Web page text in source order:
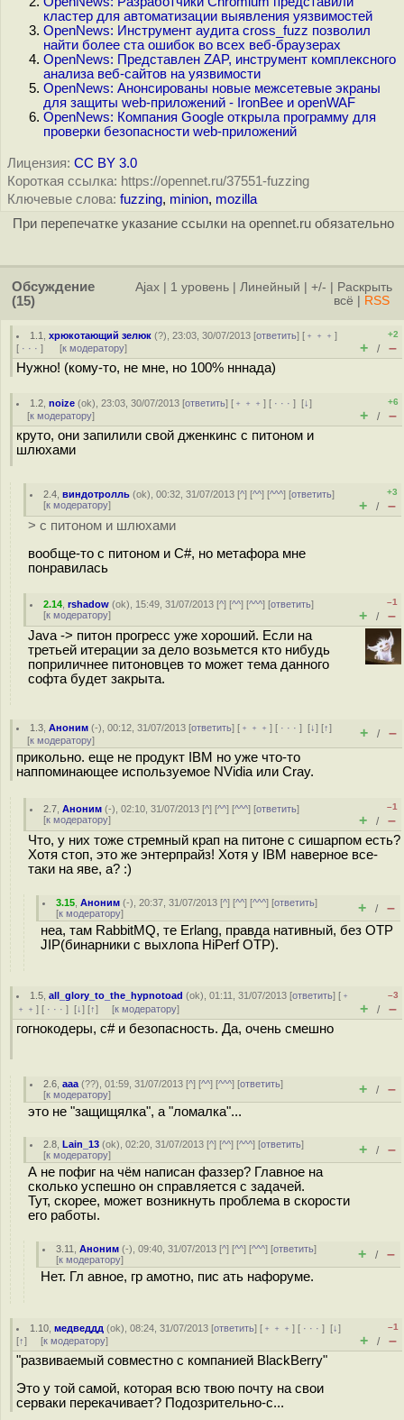
кластер для автоматизации выявления уязвимостей
OpenNews: Инструмент аудита cross_fuzz позволил
найти более ста ошибок во всех веб-браузерах
OpenNews: Представлен ZAP, инструмент комплексного
анализа веб-сайтов на уязвимости
OpenNews: Анонсированы новые межсетевые экраны
для защиты web-приложений - IronBee и openWAF
OpenNews: Компания Google открыла программу для
проверки безопасности web-приложений
Лицензия: CC BY 3.0
Короткая ссылка: https://opennet.ru/37551-fuzzing
Ключевые слова: fuzzing, minion, mozilla
При перепечатке указание ссылки на opennet.ru обязательно
Обсуждение
(15)
Ajax 1 уровень Линейный +/-
Раскрыть
всё
RSS
1.1 ,хрюкотающий зелюк (?), 23:03, 30/07/2013 [ответить] [ ﹢﹢﹢]
[ · · · ] [к модератору]
+2
+ / –
Нужно! (кому-то, не мне, но 100% нннада)
1.2 ,noize (ok), 23:03, 30/07/2013 [ответить] [ ﹢﹢﹢] [ · · ·][↓]
[к модератору]
+6
+ / –
круто, они запилили свой дженкинс с питоном и
шлюхами
2.4 ,виндотролль (ok), 00:32, 31/07/2013 [^] [^^] [^^^] [ответить]
[к модератору]
+3
+ / –
> с питоном и шлюхами
вообще-то с питоном и C#, но метафора мне
понравилась
2.14 ,rshadow (ok), 15:49, 31/07/2013 [^] [^^] [^^^] [ответить]
[к модератору]
–1
+ / –
Java -> питон прогресс уже хороший. Если на
третьей итерации за дело возьмется кто нибудь
поприличнее питоновцев то может тема данного
софта будет закрыта.
1.3 ,Аноним (-), 00:12, 31/07/2013 [ответить] [ ﹢﹢﹢] [ · · ·][↓] [↑]
[к модератору] + / –
прикольно. еще не продукт IBM но уже что-то
наппоминающее используемое NVidia или Cray.
2.7 ,Аноним (-), 02:10, 31/07/2013 [^] [^^] [^^^] [ответить]
[к модератору]
–1
+ / –
Что, у них тоже стремный крап на питоне с сишарпом есть?
Хотя стоп, это же энтерпрайз! Хотя у IBM наверное все-
таки на яве, а? :)
3.15 ,Аноним (-), 20:37, 31/07/2013 [^] [^^] [^^^] [ответить]
[к модератору] + / –
неа, там RabbitMQ, те Erlang, правда нативный, без OTP
JIP(бинарники с выхлопа HiPerf OTP).
1.5 ,all_glory_to_the_hypnotoad (ok), 01:11, 31/07/2013 [ответить] [ ﹢
﹢﹢ ] [ · · · ] [↓] [↑] [к модератору]
–3
+ / –
гогнокодеры, c# и безопасность. Да, очень смешно
2.6 ,aaa (??), 01:59, 31/07/2013 [^] [^^] [^^^] [ответить]
[к модератору] + / –
это не "защищялка", а "ломалка"...
2.8 ,Lain_13 (ok), 02:20, 31/07/2013 [^] [^^] [^^^] [ответить]
[к модератору] + / –
А не пофиг на чём написан фаззер? Главное на
сколько успешно он справляется с задачей.
Тут, скорее, может возникнуть проблема в скорости
его работы.
3.11 ,Аноним (-), 09:40, 31/07/2013 [^] [^^] [^^^] [ответить]
[к модератору] + / –
Нет. Гл авное, гр амотно, пис ать нафоруме.
1.10 ,медведдд (ok), 08:24, 31/07/2013 [ответить] [ ﹢﹢﹢] [ · · ·][↓]
[↑] [к модератору]
–1
+ / –
"развиваемый совместно с компанией BlackBerry"
Это у той самой, которая всю твою почту на свои
серваки перекачивает? Подозрительно-с...